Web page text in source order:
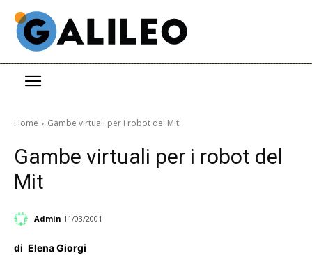
Home Gambe virtuali per i robot del Mit
Gambe virtuali per i robot del
Mit
Admin 11/03/2001
di Elena Giorgi